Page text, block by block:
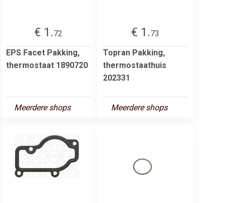
€ 1.72
EPS Facet Pakking,
thermostaat 1890720
Meerdere shops
€ 1.73
Topran Pakking,
thermostaathuis
202331
Meerdere shops